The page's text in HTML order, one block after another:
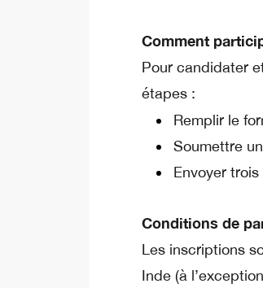
Comment
Pour candidater
étapes :
Remplir le
Soumettre
Envoyer
Conditions de
Les inscriptions
Inde (à